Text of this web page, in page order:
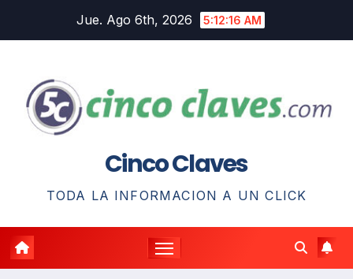
Jue. Ago 6th, 2026 5:12:17 AM
Cinco Claves
TODA LA INFORMACION A UN CLICK